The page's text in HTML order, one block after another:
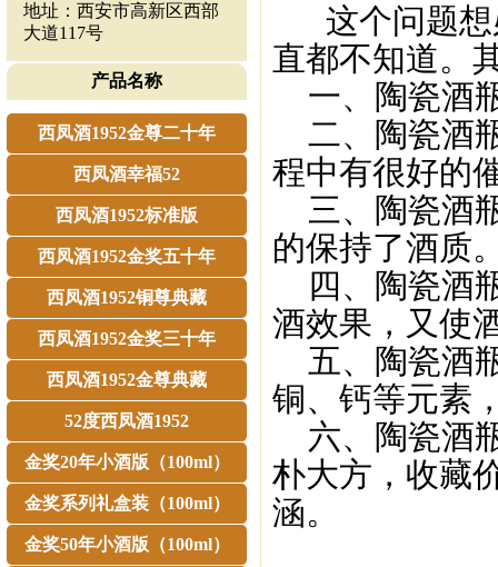
地址：西安市高新区西部
大道117号
产品名称
西凤酒1952金尊二十年
西凤酒幸福52
西凤酒1952标准版
西凤酒1952金奖五十年
西凤酒1952铜尊典藏
西凤酒1952金奖三十年
西凤酒1952金尊典藏
52度西凤酒1952
金奖20年小酒版（100ml）
金奖系列礼盒装（100ml）
金奖50年小酒版（100ml）
这个问题想
直都不知道。
一、陶瓷酒
二、陶瓷酒
程中有很好的
三、陶瓷酒
的保持了酒质
四、陶瓷酒
酒效果，又使
五、陶瓷酒
铜、钙等元素
六、陶瓷酒
朴大方，收藏
涵。